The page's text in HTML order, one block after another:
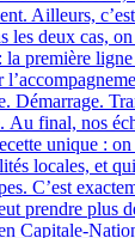
Ailleurs,
les deux cas,
première
Démarrage.
Au final, nos
unique :
locales, et
C’est
prendre plus
Capitale-